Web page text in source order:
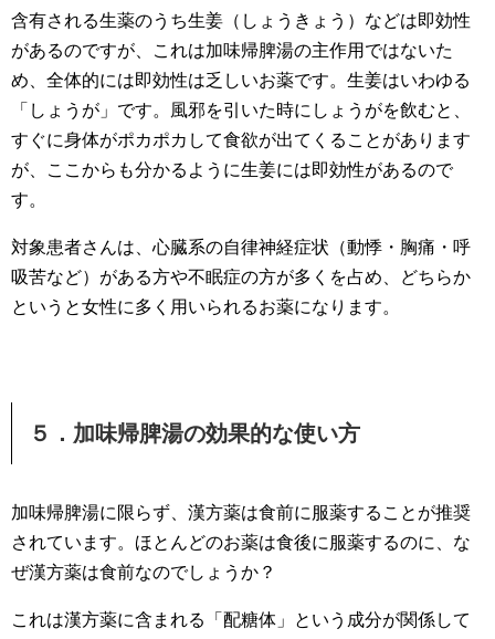
含有される生薬のうち生姜（しょうきょう）などは即効性
があるのですが、これは加味帰脾湯の主作用ではないた
め、全体的には即効性は乏しいお薬です。生姜はいわゆる
「しょうが」です。風邪を引いた時にしょうがを飲むと、
すぐに身体がポカポカして食欲が出てくることがあります
が、ここからも分かるように生姜には即効性があるので
す。
対象患者さんは、心臓系の自律神経症状（動悸・胸痛・呼
吸苦など）がある方や不眠症の方が多くを占め、どちらか
というと女性に多く用いられるお薬になります。
５．加味帰脾湯の効果的な使い方
加味帰脾湯に限らず、漢方薬は食前に服薬することが推奨
されています。ほとんどのお薬は食後に服薬するのに、な
ぜ漢方薬は食前なのでしょうか？
これは漢方薬に含まれる「配糖体」という成分が関係して